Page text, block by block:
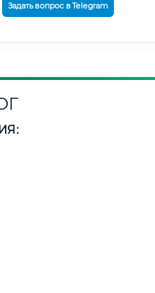
Задать вопрос в Telegram